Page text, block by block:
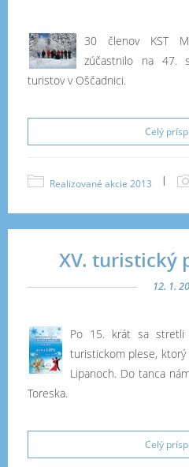
30 členov KST
zúčastnilo na 47.
turistov v Oščadnici.
Celý
Realizované akcie 2013 |
XV. turistický
12. 1.
Po 15. krát sa
turistickom plese,
Lipanoch. Do tanca
Toreska.
Celý